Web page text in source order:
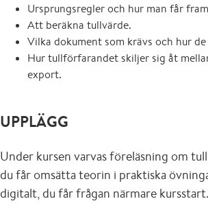
Ursprungsregler och hur man får
Att beräkna tullvärde.
Vilka dokument som krävs och hur
Hur tullförfarandet skiljer sig åt
export.
UPPLÄGG
Under kursen varvas föreläsning om
du får omsätta teorin i praktiska
digitalt, du får frågan närmare kursstart.